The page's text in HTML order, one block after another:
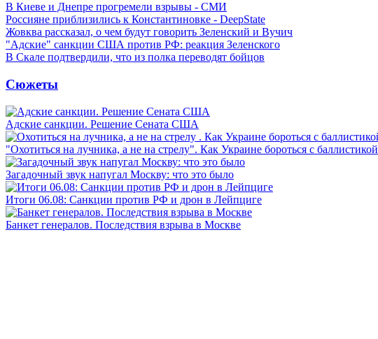
В Киеве и Днепре прогремели взрывы - СМИ
Россияне приблизились к Константиновке - DeepState
Жовква рассказал, о чем будут говорить Зеленский и Вучич
"Адские" санкции США против РФ: реакция Зеленского
В Скале подтвердили, что из полка переводят бойцов
Сюжеты
Адские санкции. Решение Сената США
"Охотиться на лучника, а не на стрелу". Как Украине бороться с баллистикой
Загадочный звук напугал Москву: что это было
Итоги 06.08: Санкции против РФ и дрон в Лейпциге
Банкет генералов. Последствия взрыва в Москве